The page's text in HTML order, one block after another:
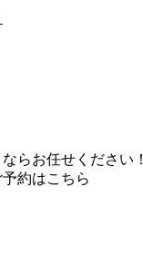
らお任せください！
約はこちら